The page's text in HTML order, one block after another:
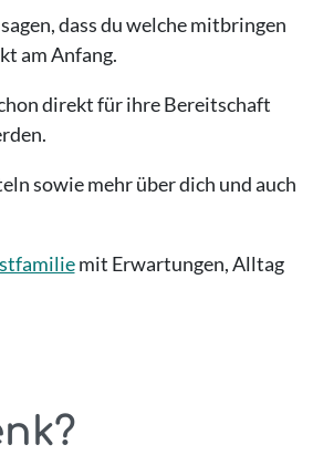
dass du welche mitbringen
am Anfang.
direkt für ihre Bereitschaft
sowie mehr über dich und auch
mit Erwartungen, Alltag